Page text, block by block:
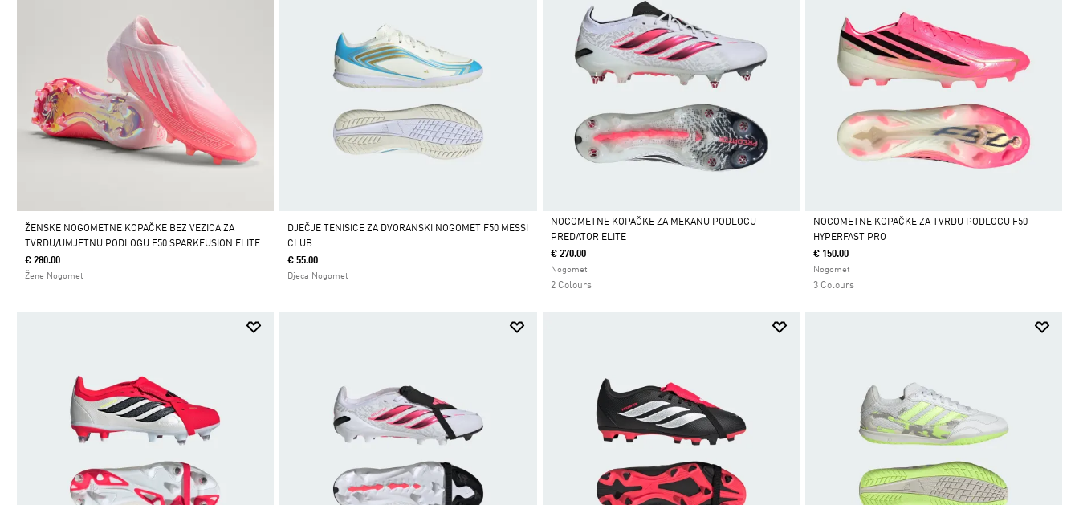
ŽENSKE NOGOMETNE KOPAČKE BEZ VEZICA ZA
TVRDU/UMJETNU PODLOGU F50 SPARKFUSION ELITE
€ 280.00
Žene Nogomet
DJEČJE TENISICE ZA DVORANSKI NOGOMET F50 MESSI
CLUB
€ 55.00
Djeca Nogomet
Da
NOGOMETNE KOPAČKE ZA MEKANU PODLOGU
PREDATOR ELITE
€ 270.00
Nogomet
2 Colours
Da
NOGOMETNE KOPAČKE ZA TVRDU PODLOGU F50
HYPERFAST PRO
€ 150.00
Nogomet
3 Colours